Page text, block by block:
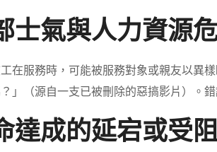
士氣與人力資源
在服務時，可能被服務對象或親友以異
」（源自一支已被刪除的惡搞影片）。
達成的延宕或受